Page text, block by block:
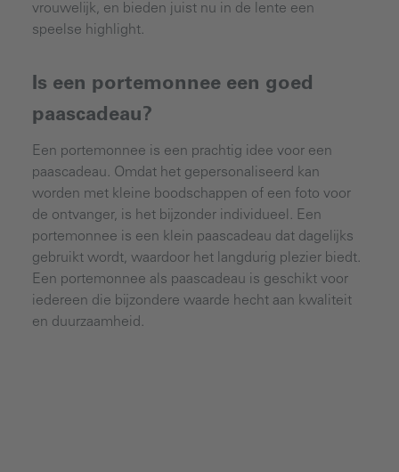
vrouwelijk, en bieden juist nu in de lente een
speelse highlight.
Is een portemonnee een goed
paascadeau?
Een portemonnee is een prachtig idee voor een
paascadeau. Omdat het gepersonaliseerd kan
worden met kleine boodschappen of een foto voor
de ontvanger, is het bijzonder individueel. Een
portemonnee is een klein paascadeau dat dagelijks
gebruikt wordt, waardoor het langdurig plezier biedt.
Een portemonnee als paascadeau is geschikt voor
iedereen die bijzondere waarde hecht aan kwaliteit
en duurzaamheid.